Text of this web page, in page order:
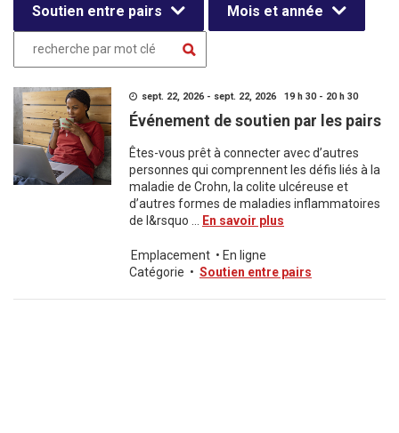
Soutien entre pairs Mois et année
sept. 22, 2026 - sept. 22, 2026 19 h 30 - 20 h 30
Événement de soutien par les pairs
Êtes-vous prêt à connecter avec d’autres
personnes qui comprennent les défis liés à la
maladie de Crohn, la colite ulcéreuse et
d’autres formes de maladies inflammatoires
de l&rsquo ...
En savoir plus
Emplacement • En ligne
Catégorie • Soutien entre pairs